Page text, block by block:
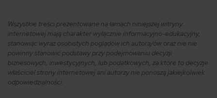
Wszystkie treści prezentowane na łamach niniejszej witryny
internetowej mają charakter wyłącznie informacyjno-edukacyjny,
stanowiąc wyraz osobistych poglądów ich autora/ów oraz nie nie
powinny stanowić podstawy przy podejmowaniu decyzji
biznesowych, inwestycyjnych, lub podatkowych, za które to decyzje
właściciel strony internetowej ani autorzy nie ponoszą jakiejkolwiek
odpowiedzialności.